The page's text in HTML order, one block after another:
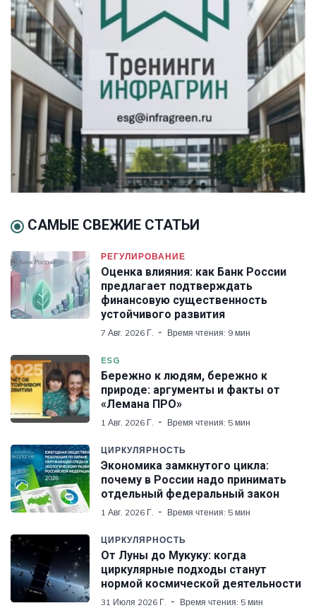
САМЫЕ СВЕЖИЕ СТАТЬИ
РЕГУЛИРОВАНИЕ
Оценка влияния: как Банк России
предлагает подтверждать
финансовую существенность
устойчивого развития
7 Авг. 2026 Г. Время чтения: 9 мин
ESG
Бережно к людям, бережно к
природе: аргументы и факты от
«Лемана ПРО»
1 Авг. 2026 Г. Время чтения: 5 мин
ЦИРКУЛЯРНОСТЬ
Экономика замкнутого цикла:
почему в России надо принимать
отдельный федеральный закон
1 Авг. 2026 Г. Время чтения: 5 мин
ЦИРКУЛЯРНОСТЬ
От Луны до Мукуку: когда
циркулярные подходы станут
нормой космической деятельности
31 Июля 2026 Г. Время чтения: 5 мин